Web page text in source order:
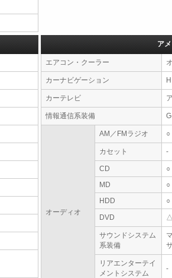
ア
エアコン・クーラー
カーナビゲーション
カーテレビ
情報通信系装備
オーディオ
AM／FMラジオ ○
カセット -
CD
○
MD
○
HDD
○
DVD
サウンドシステム
系装備
リアエンターテイ
メントシステム
-